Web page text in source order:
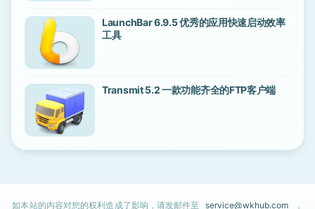
LaunchBar 6.9.5 优秀的应用快速启动效率
工具
Transmit 5.2 一款功能齐全的FTP客户端
如本站的内容对您的权利造成了影响，请发邮件至 service@wkhub.com ，